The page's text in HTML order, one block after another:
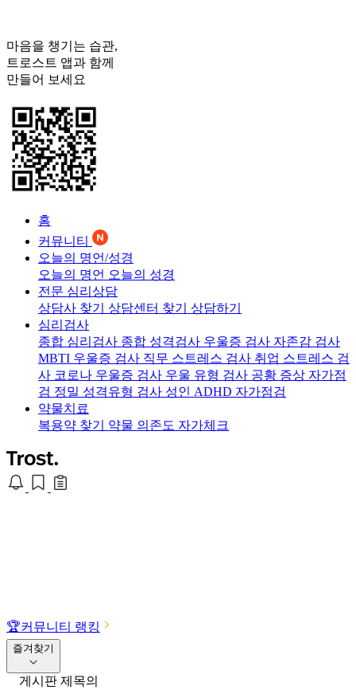
마음을 챙기는 습관,
트로스트 앱과 함께
만들어 보세요
홈
커뮤니티
오늘의 명언/성경
오늘의 명언 오늘의 성경
전문 심리상담
상담사 찾기 상담센터 찾기 상담하기
심리검사
종합 심리검사 종합 성격검사 우울증 검사 자존감 검사
MBTI 우울증 검사 직무 스트레스 검사 취업 스트레스 검
사 코로나 우울증 검사 우울 유형 검사 공황 증상 자가점
검 정밀 성격유형 검사 성인 ADHD 자가점검
약물치료
복용약 찾기 약물 의존도 자가체크
🏆커뮤니티 랭킹
즐겨찾기
게시판 제목의